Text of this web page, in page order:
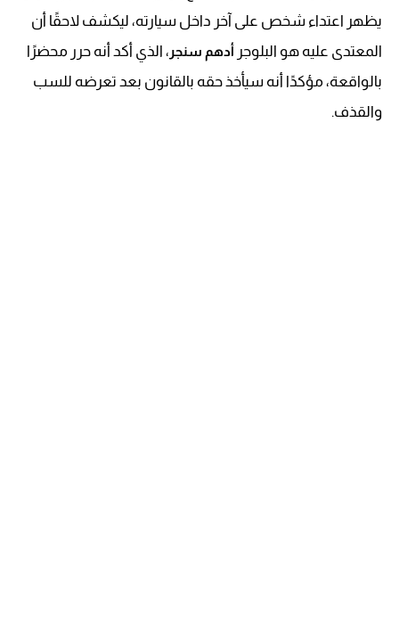
يظهر اعتداء شخص على آخر داخل سيارته، ليكشف لاحقًا أن
المعتدى عليه هو البلوجر أدهم سنجر ، الذي أكد أنه حرر محضرًا
بالواقعة، مؤكدًا أنه سيأخذ حقه بالقانون بعد تعرضه للسب
والقذف.